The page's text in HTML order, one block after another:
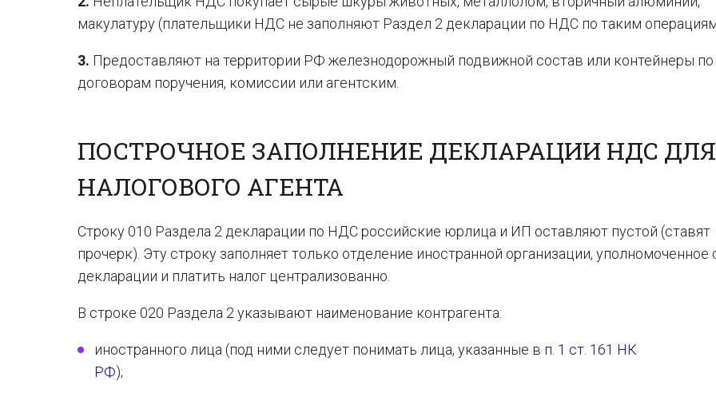
макулатуру (плательщики НДС не заполняют Раздел 2 декларации по НДС по таким
3. Предоставляют на территории РФ железнодорожный подвижной состав или контейнеры по
договорам поручения, комиссии или агентским.
ПОСТРОЧНОЕ ЗАПОЛНЕНИЕ ДЕКЛАРАЦИИ НДС
НАЛОГОВОГО АГЕНТА
Строку 010 Раздела 2 декларации по НДС российские юрлица и ИП оставляют пустой (ставят
прочерк). Эту строку заполняет только отделение иностранной организации, уполномоченное
декларации и платить налог централизованно.
В строке 020 Раздела 2 указывают наименование контрагента:
иностранного лица (под ними следует понимать лица, указанные в п. 1 ст. 161 НК
РФ);